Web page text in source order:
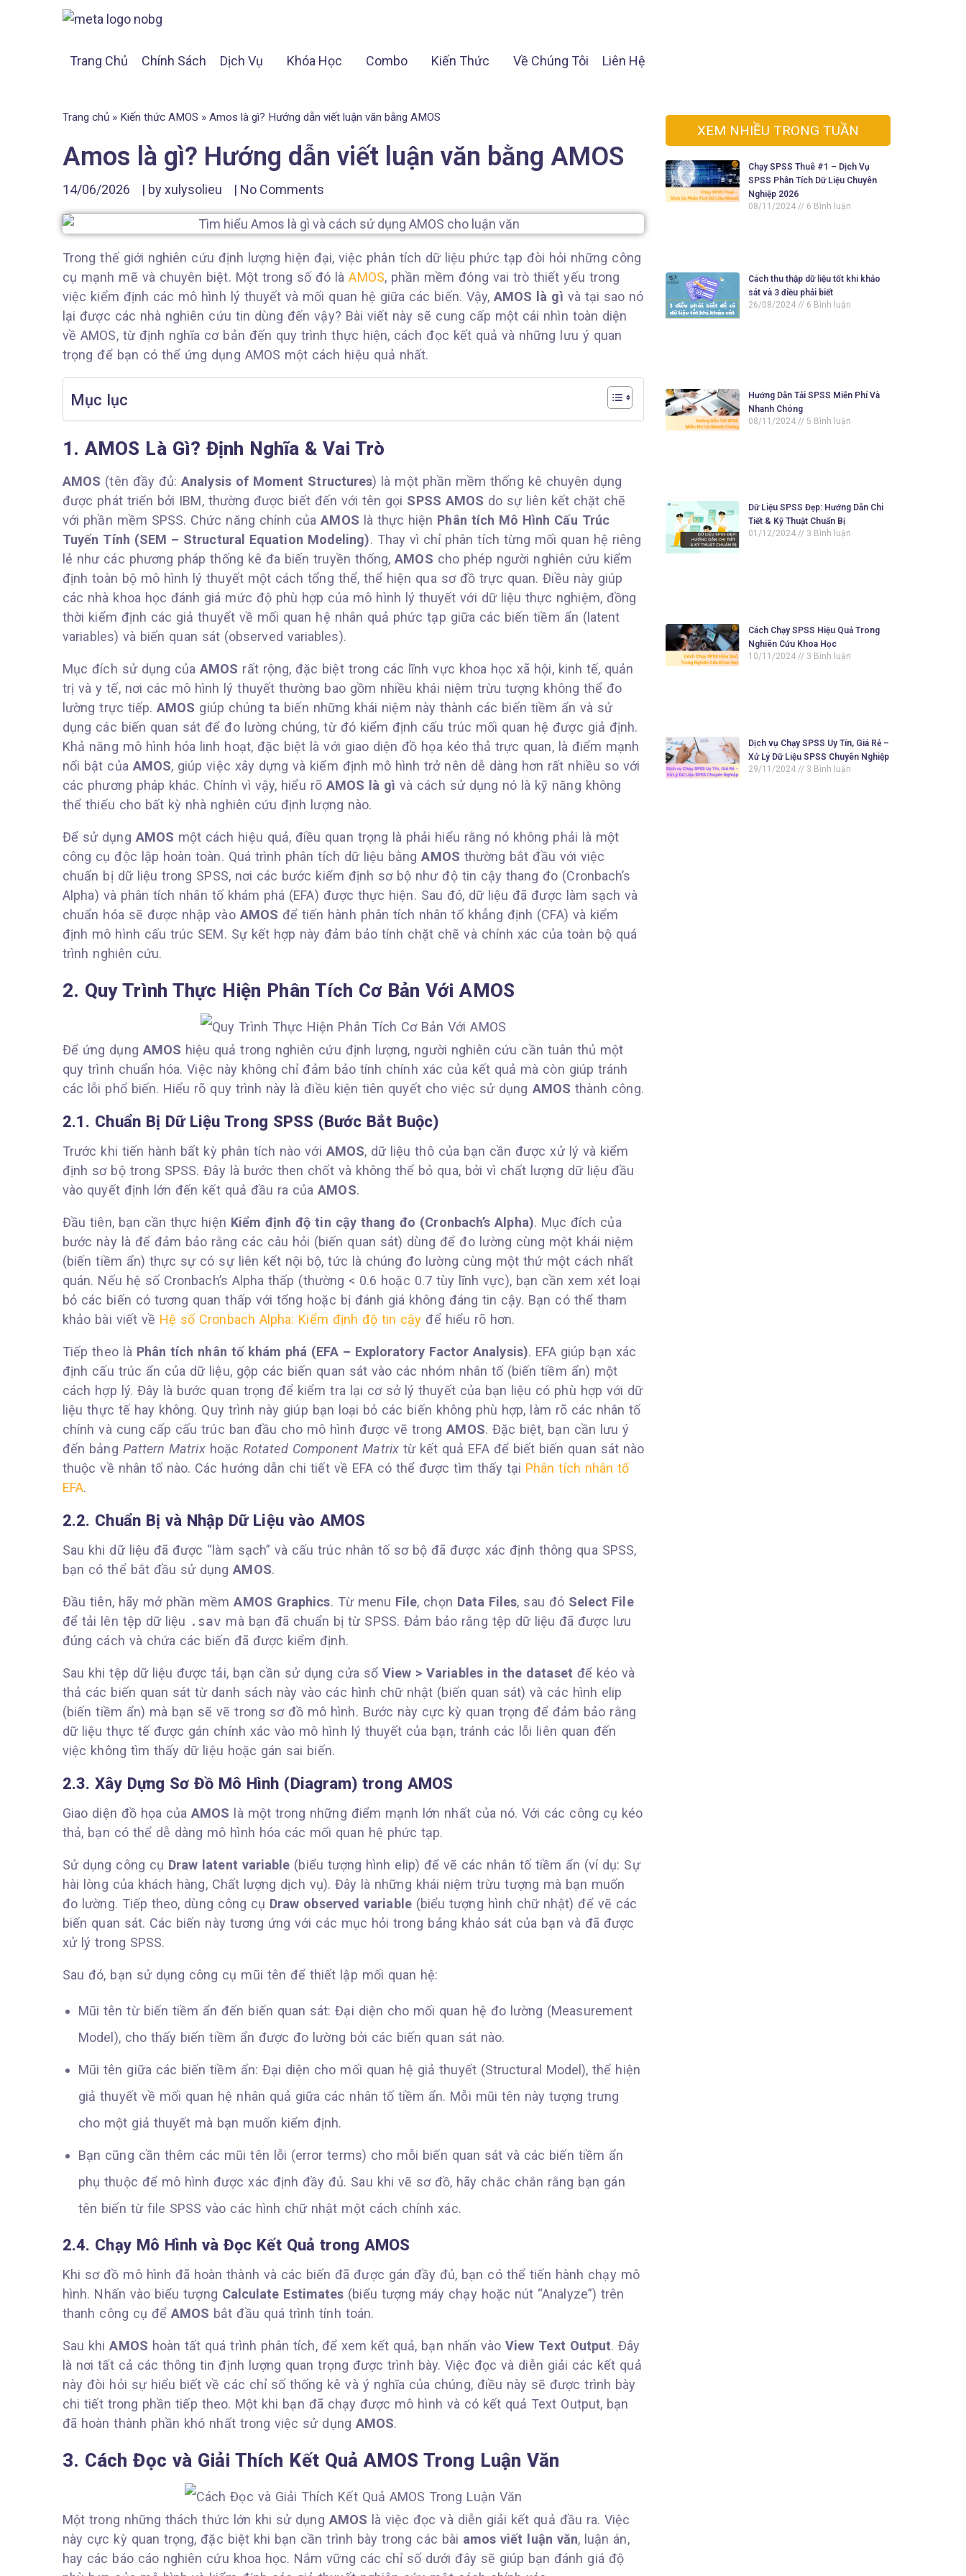
Trang Chủ Chính Sách Dịch Vụ Khóa Học Combo Kiến Thức Về Chúng Tôi Liên Hệ
Trang chủ » Kiến thức AMOS » Amos là gì? Hướng dẫn viết luận văn bằng AMOS
Amos là gì? Hướng dẫn viết luận văn bằng AMOS
14/06/2026 | byxulysolieu | No Comments
Trong thế giới nghiên cứu định lượng hiện đại, việc phân tích dữ liệu phức tạp đòi hỏi những công
cụ mạnh mẽ và chuyên biệt. Một trong số đó làAMOS, phần mềm đóng vai trò thiết yếu trong
việc kiểm định các mô hình lý thuyết và mối quan hệ giữa các biến. Vậy, AMOS là gì và tại sao nó
lại được các nhà nghiên cứu tin dùng đến vậy? Bài viết này sẽ cung cấp một cái nhìn toàn diện
về AMOS, từ định nghĩa cơ bản đến quy trình thực hiện, cách đọc kết quả và những lưu ý quan
trọng để bạn có thể ứng dụng AMOS một cách hiệu quả nhất.
Mục lục
1. AMOS Là Gì? Định Nghĩa & Vai Trò
AMOS (tên đầy đủ:Analysis of Moment Structures) là một phần mềm thống kê chuyên dụng
được phát triển bởi IBM, thường được biết đến với tên gọi SPSS AMOS do sự liên kết chặt chẽ
với phần mềm SPSS. Chức năng chính củaAMOS là thực hiện Phân tích Mô Hình Cấu Trúc
Tuyến Tính (SEM – Structural Equation Modeling). Thay vì chỉ phân tích từng mối quan hệ riêng
lẻ như các phương pháp thống kê đa biến truyền thống,AMOS cho phép người nghiên cứu kiểm
định toàn bộ mô hình lý thuyết một cách tổng thể, thể hiện qua sơ đồ trực quan. Điều này giúp
các nhà khoa học đánh giá mức độ phù hợp của mô hình lý thuyết với dữ liệu thực nghiệm, đồng
thời kiểm định các giả thuyết về mối quan hệ nhân quả phức tạp giữa các biến tiềm ẩn (latent
variables) và biến quan sát (observed variables).
Mục đích sử dụng củaAMOS rất rộng, đặc biệt trong các lĩnh vực khoa học xã hội, kinh tế, quản
trị và y tế, nơi các mô hình lý thuyết thường bao gồm nhiều khái niệm trừu tượng không thể đo
lường trực tiếp.AMOS giúp chúng ta biến những khái niệm này thành các biến tiềm ẩn và sử
dụng các biến quan sát để đo lường chúng, từ đó kiểm định cấu trúc mối quan hệ được giả định.
Khả năng mô hình hóa linh hoạt, đặc biệt là với giao diện đồ họa kéo thả trực quan, là điểm mạnh
nổi bật của AMOS, giúp việc xây dựng và kiểm định mô hình trở nên dễ dàng hơn rất nhiều so với
các phương pháp khác. Chính vì vậy, hiểu rõ AMOS là gì và cách sử dụng nó là kỹ năng không
thể thiếu cho bất kỳ nhà nghiên cứu định lượng nào.
Để sử dụng AMOS một cách hiệu quả, điều quan trọng là phải hiểu rằng nó không phải là một
công cụ độc lập hoàn toàn. Quá trình phân tích dữ liệu bằngAMOS thường bắt đầu với việc
chuẩn bị dữ liệu trong SPSS, nơi các bước kiểm định sơ bộ như độ tin cậy thang đo (Cronbach’s
Alpha) và phân tích nhân tố khám phá (EFA) được thực hiện. Sau đó, dữ liệu đã được làm sạch và
chuẩn hóa sẽ được nhập vào AMOS để tiến hành phân tích nhân tố khẳng định (CFA) và kiểm
định mô hình cấu trúc SEM. Sự kết hợp này đảm bảo tính chặt chẽ và chính xác của toàn bộ quá
trình nghiên cứu.
2. Quy Trình Thực Hiện Phân Tích Cơ Bản Với AMOS
Để ứng dụng AMOS hiệu quả trong nghiên cứu định lượng, người nghiên cứu cần tuân thủ một
quy trình chuẩn hóa. Việc này không chỉ đảm bảo tính chính xác của kết quả mà còn giúp tránh
các lỗi phổ biến. Hiểu rõ quy trình này là điều kiện tiên quyết cho việc sử dụng AMOS thành công.
2.1. Chuẩn Bị Dữ Liệu Trong SPSS (Bước Bắt Buộc)
Trước khi tiến hành bất kỳ phân tích nào với AMOS, dữ liệu thô của bạn cần được xử lý và kiểm
định sơ bộ trong SPSS. Đây là bước then chốt và không thể bỏ qua, bởi vì chất lượng dữ liệu đầu
vào quyết định lớn đến kết quả đầu ra củaAMOS.
Đầu tiên, bạn cần thực hiện Kiểm định độ tin cậy thang đo (Cronbach’s Alpha). Mục đích của
bước này là để đảm bảo rằng các câu hỏi (biến quan sát) dùng để đo lường cùng một khái niệm
(biến tiềm ẩn) thực sự có sự liên kết nội bộ, tức là chúng đo lường cùng một thứ một cách nhất
quán. Nếu hệ số Cronbach’s Alpha thấp (thường < 0.6 hoặc 0.7 tùy lĩnh vực), bạn cần xem xét loại
bỏ các biến có tương quan thấp với tổng hoặc bị đánh giá không đáng tin cậy. Bạn có thể tham
khảo bài viết về Hệ số Cronbach Alpha: Kiểm định độ tin cậy để hiểu rõ hơn.
Tiếp theo là Phân tích nhân tố khám phá (EFA – Exploratory Factor Analysis). EFA giúp bạn xác
định cấu trúc ẩn của dữ liệu, gộp các biến quan sát vào các nhóm nhân tố (biến tiềm ẩn) một
cách hợp lý. Đây là bước quan trọng để kiểm tra lại cơ sở lý thuyết của bạn liệu có phù hợp với dữ
liệu thực tế hay không. Quy trình này giúp bạn loại bỏ các biến không phù hợp, làm rõ các nhân tố
chính và cung cấp cấu trúc ban đầu cho mô hình được vẽ trongAMOS. Đặc biệt, bạn cần lưu ý
đến bảng Pattern Matrixhoặc Rotated Component Matrixtừ kết quả EFA để biết biến quan sát nào
thuộc về nhân tố nào. Các hướng dẫn chi tiết về EFA có thể được tìm thấy tại Phân tích nhân tố
EFA.
2.2. Chuẩn Bị và Nhập Dữ Liệu vào AMOS
Sau khi dữ liệu đã được “làm sạch” và cấu trúc nhân tố sơ bộ đã được xác định thông qua SPSS,
bạn có thể bắt đầu sử dụngAMOS.
Đầu tiên, hãy mở phần mềmAMOS Graphics. Từ menu File, chọn Data Files, sau đó Select File
để tải lên tệp dữ liệu .sav mà bạn đã chuẩn bị từ SPSS. Đảm bảo rằng tệp dữ liệu đã được lưu
đúng cách và chứa các biến đã được kiểm định.
Sau khi tệp dữ liệu được tải, bạn cần sử dụng cửa sổ View > Variables in the dataset để kéo và
thả các biến quan sát từ danh sách này vào các hình chữ nhật (biến quan sát) và các hình elip
(biến tiềm ẩn) mà bạn sẽ vẽ trong sơ đồ mô hình. Bước này cực kỳ quan trọng để đảm bảo rằng
dữ liệu thực tế được gán chính xác vào mô hình lý thuyết của bạn, tránh các lỗi liên quan đến
việc không tìm thấy dữ liệu hoặc gán sai biến.
2.3. Xây Dựng Sơ Đồ Mô Hình (Diagram) trong AMOS
Giao diện đồ họa củaAMOS là một trong những điểm mạnh lớn nhất của nó. Với các công cụ kéo
thả, bạn có thể dễ dàng mô hình hóa các mối quan hệ phức tạp.
Sử dụng công cụ Draw latent variable (biểu tượng hình elip) để vẽ các nhân tố tiềm ẩn (ví dụ: Sự
hài lòng của khách hàng, Chất lượng dịch vụ). Đây là những khái niệm trừu tượng mà bạn muốn
đo lường. Tiếp theo, dùng công cụ Draw observed variable(biểu tượng hình chữ nhật) để vẽ các
biến quan sát. Các biến này tương ứng với các mục hỏi trong bảng khảo sát của bạn và đã được
xử lý trong SPSS.
Sau đó, bạn sử dụng công cụ mũi tên để thiết lập mối quan hệ:
Mũi tên từ biến tiềm ẩn đến biến quan sát: Đại diện cho mối quan hệ đo lường (Measurement
Model), cho thấy biến tiềm ẩn được đo lường bởi các biến quan sát nào.
Mũi tên giữa các biến tiềm ẩn: Đại diện cho mối quan hệ giả thuyết (Structural Model), thể hiện
giả thuyết về mối quan hệ nhân quả giữa các nhân tố tiềm ẩn. Mỗi mũi tên này tượng trưng
cho một giả thuyết mà bạn muốn kiểm định.
Bạn cũng cần thêm các mũi tên lỗi (error terms) cho mỗi biến quan sát và các biến tiềm ẩn
phụ thuộc để mô hình được xác định đầy đủ. Sau khi vẽ sơ đồ, hãy chắc chắn rằng bạn gán
tên biến từ file SPSS vào các hình chữ nhật một cách chính xác.
2.4. Chạy Mô Hình và Đọc Kết Quả trong AMOS
Khi sơ đồ mô hình đã hoàn thành và các biến đã được gán đầy đủ, bạn có thể tiến hành chạy mô
hình. Nhấn vào biểu tượng Calculate Estimates (biểu tượng máy chạy hoặc nút “Analyze”) trên
thanh công cụ để AMOS bắt đầu quá trình tính toán.
Sau khiAMOS hoàn tất quá trình phân tích, để xem kết quả, bạn nhấn vàoView Text Output. Đây
là nơi tất cả các thông tin định lượng quan trọng được trình bày. Việc đọc và diễn giải các kết quả
này đòi hỏi sự hiểu biết về các chỉ số thống kê và ý nghĩa của chúng, điều này sẽ được trình bày
chi tiết trong phần tiếp theo. Một khi bạn đã chạy được mô hình và có kết quả Text Output, bạn
đã hoàn thành phần khó nhất trong việc sử dụng AMOS.
3. Cách Đọc và Giải Thích Kết Quả AMOS Trong Luận Văn
Một trong những thách thức lớn khi sử dụng AMOS là việc đọc và diễn giải kết quả đầu ra. Việc
này cực kỳ quan trọng, đặc biệt khi bạn cần trình bày trong các bài amos viết luận văn, luận án,
hay các báo cáo nghiên cứu khoa học. Nắm vững các chỉ số dưới đây sẽ giúp bạn đánh giá độ
XEM NHIỀU TRONG TUẦN
Chạy SPSS Thuê #1 – Dịch Vụ
SPSS Phân Tích Dữ Liệu Chuyên
Nghiệp 2026
08/11/2024
6 Bình luận
Cách thu thập dữ liệu tốt khi khảo
sát và 3 điều phải biết
26/08/2024
6 Bình luận
Hướng Dẫn Tải SPSS Miễn Phí Và
Nhanh Chóng
08/11/2024
5 Bình luận
Dữ Liệu SPSS Đẹp: Hướng Dẫn Chi
Tiết & Kỹ Thuật Chuẩn Bị
01/12/2024
3 Bình luận
Cách Chạy SPSS Hiệu Quả Trong
Nghiên Cứu Khoa Học
10/11/2024
3 Bình luận
Dịch vụ Chạy SPSS Uy Tín, Giá Rẻ –
Xử Lý Dữ Liệu SPSS Chuyên Nghiệp
29/11/2024
3 Bình luận